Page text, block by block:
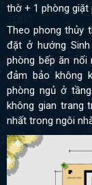
thờ + 1 phòng giặt
Theo phong thủy
đặt ở hướng
phòng bếp ăn nối
đảm bảo không
phòng ngủ ở
không gian trang
nhất trong ngôi